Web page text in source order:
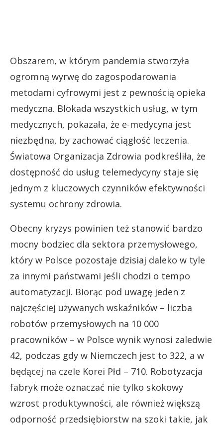
Obszarem, w którym pandemia stworzyła
ogromną wyrwę do zagospodarowania
metodami cyfrowymi jest z pewnością opieka
medyczna. Blokada wszystkich usług, w tym
medycznych, pokazała, że e-medycyna jest
niezbędna, by zachować ciągłość leczenia.
Światowa Organizacja Zdrowia podkreśliła, że
dostępność do usług telemedycyny staje się
jednym z kluczowych czynników efektywności
systemu ochrony zdrowia.
Obecny kryzys powinien też stanowić bardzo
mocny bodziec dla sektora przemysłowego,
który w Polsce pozostaje dzisiaj daleko w tyle
za innymi państwami jeśli chodzi o tempo
automatyzacji. Biorąc pod uwagę jeden z
najczęściej używanych wskaźników – liczba
robotów przemysłowych na 10 000
pracowników – w Polsce wynik wynosi zaledwie
42, podczas gdy w Niemczech jest to 322, a w
będącej na czele Korei Płd – 710. Robotyzacja
fabryk może oznaczać nie tylko skokowy
wzrost produktywności, ale również większą
odporność przedsiębiorstw na szoki takie, jak